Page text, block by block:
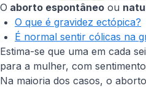
O aborto espontâneo ou
O que é gravidez ectópica?
É normal sentir cólicas na
Estima-se que uma em cada
para a mulher, com
Na maioria dos casos, o